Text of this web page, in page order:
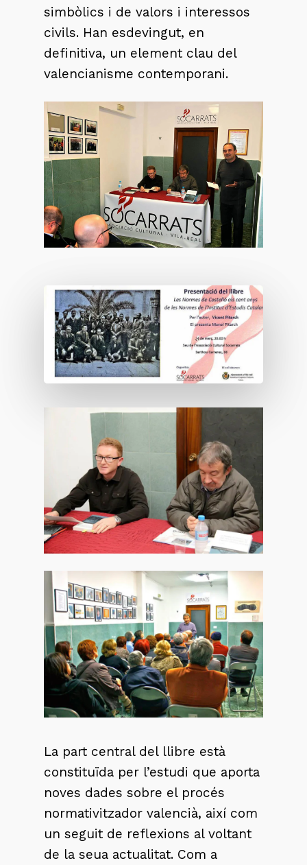
simbòlics i de valors i interessos
civils. Han esdevingut, en
definitiva, un element clau del
valencianisme contemporani.
La part central del llibre està
constituïda per l’estudi que aporta
noves dades sobre el procés
normativitzador valencià, així com
un seguit de reflexions al voltant
de la seua actualitat. Com a